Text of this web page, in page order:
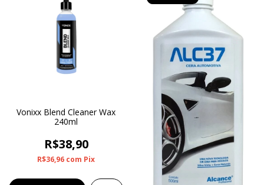
Vonixx Blend Cleaner Wax
240ml
R$38,90
R$36,96 com Pix